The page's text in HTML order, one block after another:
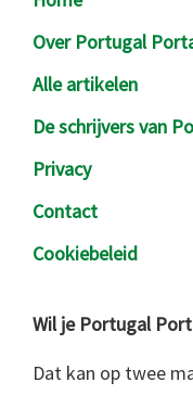
Over Portugal
Alle artikelen
De schrijvers van
Privacy
Contact
Cookiebeleid
Wil je Portugal
Dat kan op twee